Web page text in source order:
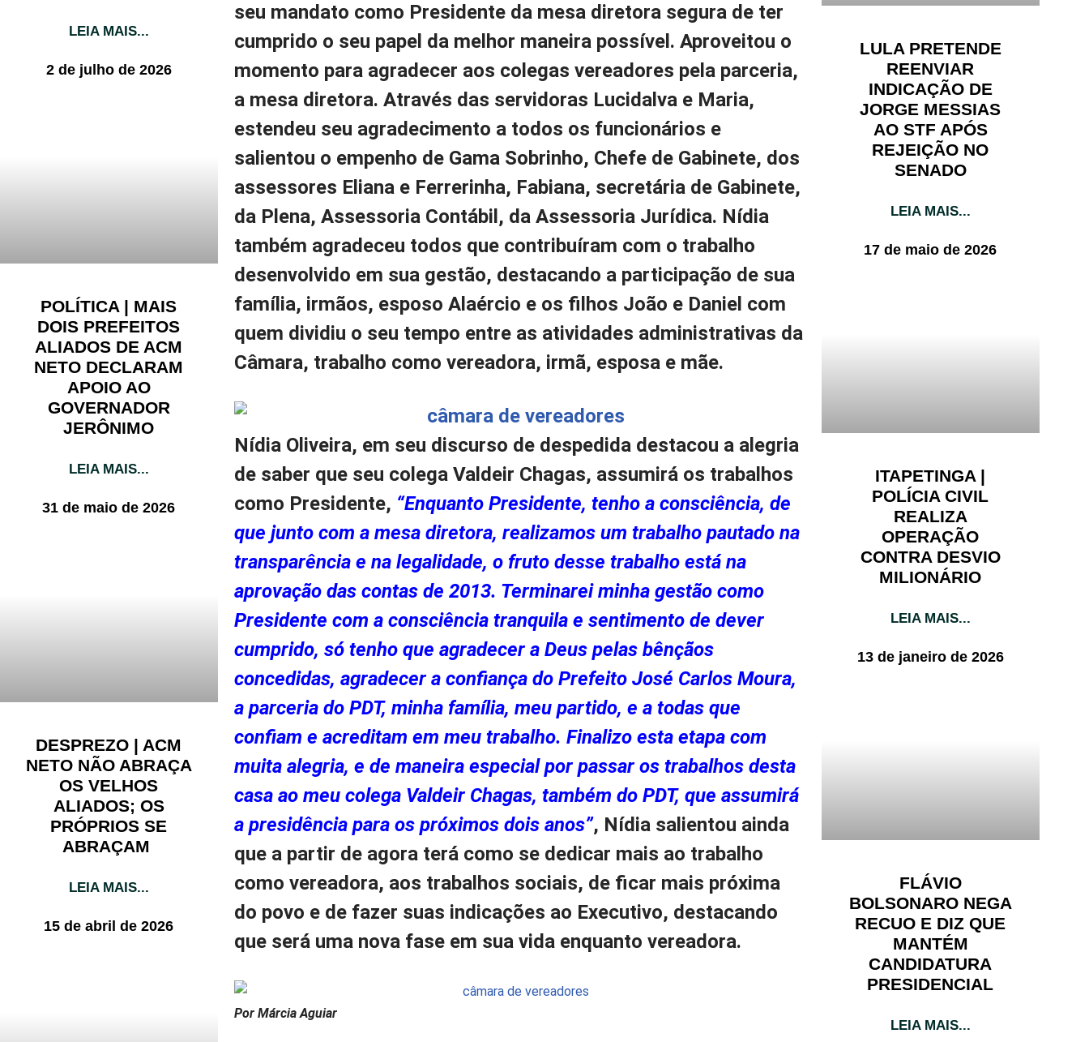
LEIA MAIS...
2 de julho de 2026
POLÍTICA | MAIS
DOIS PREFEITOS
ALIADOS DE ACM
NETO DECLARAM
APOIO AO
GOVERNADOR
JERÔNIMO
LEIA MAIS...
31 de maio de 2026
DESPREZO | ACM
NETO NÃO ABRAÇA
OS VELHOS
ALIADOS; OS
PRÓPRIOS SE
ABRAÇAM
LEIA MAIS...
15 de abril de 2026
seu mandato como Presidente da mesa diretora segura de ter
cumprido o seu papel da melhor maneira possível. Aproveitou o
momento para agradecer aos colegas vereadores pela parceria,
a mesa diretora. Através das servidoras Lucidalva e Maria,
estendeu seu agradecimento a todos os funcionários e
salientou o empenho de Gama Sobrinho, Chefe de Gabinete, dos
assessores Eliana e Ferrerinha, Fabiana, secretária de Gabinete,
da Plena, Assessoria Contábil, da Assessoria Jurídica. Nídia
também agradeceu todos que contribuíram com o trabalho
desenvolvido em sua gestão, destacando a participação de sua
família, irmãos, esposo Alaércio e os filhos João e Daniel com
quem dividiu o seu tempo entre as atividades administrativas da
Câmara, trabalho como vereadora, irmã, esposa e mãe.
Nídia Oliveira, em seu discurso de despedida destacou a alegria
de saber que seu colega Valdeir Chagas, assumirá os trabalhos
como Presidente, “Enquanto Presidente, tenho a consciência, de
que junto com a mesa diretora, realizamos um trabalho pautado na
transparência e na legalidade, o fruto desse trabalho está na
aprovação das contas de 2013. Terminarei minha gestão como
Presidente com a consciência tranquila e sentimento de dever
cumprido, só tenho que agradecer a Deus pelas bênçãos
concedidas, agradecer a confiança do Prefeito José Carlos Moura,
a parceria do PDT, minha família, meu partido, e a todas que
confiam e acreditam em meu trabalho. Finalizo esta etapa com
muita alegria, e de maneira especial por passar os trabalhos desta
casa ao meu colega Valdeir Chagas, também do PDT, que assumirá
a presidência para os próximos dois anos”, Nídia salientou ainda
que a partir de agora terá como se dedicar mais ao trabalho
como vereadora, aos trabalhos sociais, de ficar mais próxima
do povo e de fazer suas indicações ao Executivo, destacando
que será uma nova fase em sua vida enquanto vereadora.
Por Márcia Aguiar
LULA PRETENDE
REENVIAR
INDICAÇÃO DE
JORGE MESSIAS
AO STF APÓS
REJEIÇÃO NO
SENADO
LEIA MAIS...
17 de maio de 2026
ITAPETINGA |
POLÍCIA CIVIL
REALIZA
OPERAÇÃO
CONTRA DESVIO
MILIONÁRIO
LEIA MAIS...
13 de janeiro de 2026
FLÁVIO
BOLSONARO NEGA
RECUO E DIZ QUE
MANTÉM
CANDIDATURA
PRESIDENCIAL
LEIA MAIS...